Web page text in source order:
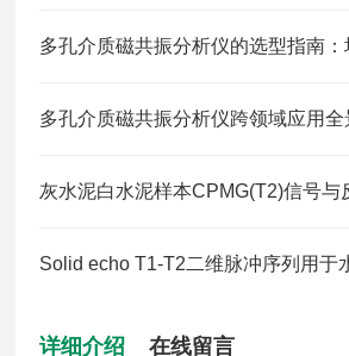
灰水泥白水泥样本CPMG(T2)信号与
详细介绍 在线留言